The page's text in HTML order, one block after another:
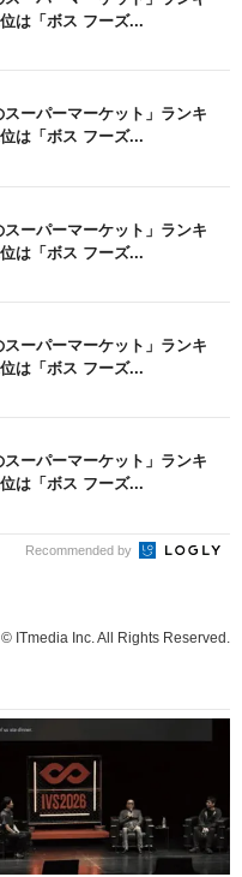
は「ボス フーズ...
スーパーマーケット」ランキ
は「ボス フーズ...
スーパーマーケット」ランキ
は「ボス フーズ...
スーパーマーケット」ランキ
は「ボス フーズ...
スーパーマーケット」ランキ
は「ボス フーズ...
Recommended by
ITmedia Inc. All Rights Reserved.